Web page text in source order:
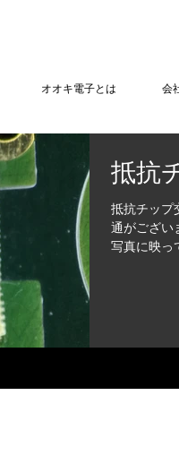
オオキ電子とは 会
抵抗
抵抗チップ
通がござい
写真に映っ